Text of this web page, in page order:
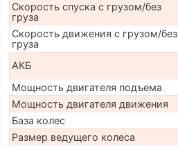
Скорость спуска с грузом/без
груза
Скорость движения с грузом/без
груза
АКБ
Мощность двигателя подъема
Мощность двигателя движения
База колес
Размер ведущего колеса